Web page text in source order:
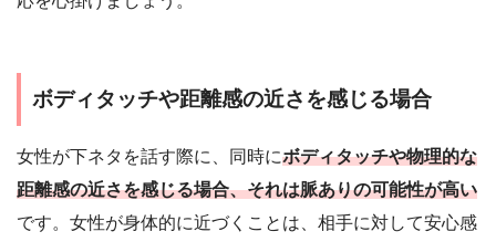
ボディタッチや距離感の近さを感じる場合
女性が下ネタを話す際に、同時にボディタッチや物理的な
距離感の近さを感じる場合、それは脈ありの可能性が高い
です。女性が身体的に近づくことは、相手に対して安心感